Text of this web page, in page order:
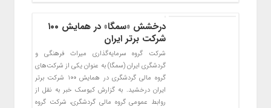
درخشش «سمگا» در همایش ۱۰۰
شرکت برتر ایران
شرکت گروه سرمایه‌گذاری میراث فرهنگی و
گردشگری ایران (سمگا) به عنوان یکی از شرکت‎‌های
گروه مالی گردشگری در همایش ۱۰۰ شرکت برتر
ایران درخشید. به گزارش کیوسک خبر به نقل از
روابط عمومی گروه مالی گردشگری، شرکت گروه